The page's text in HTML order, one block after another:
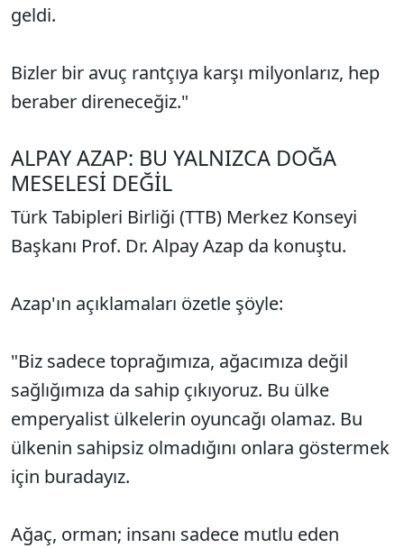
geldi.
Bizler bir avuç rantçıya karşı milyonlarız, hep
beraber direneceğiz."
ALPAY AZAP: BU YALNIZCA DOĞA
MESELESİ DEĞİL
Türk Tabipleri Birliği (TTB) Merkez Konseyi
Başkanı Prof. Dr. Alpay Azap da konuştu.
Azap'ın açıklamaları özetle şöyle:
"Biz sadece toprağımıza, ağacımıza değil
sağlığımıza da sahip çıkıyoruz. Bu ülke
emperyalist ülkelerin oyuncağı olamaz. Bu
ülkenin sahipsiz olmadığını onlara göstermek
için buradayız.
Ağaç, orman; insanı sadece mutlu eden